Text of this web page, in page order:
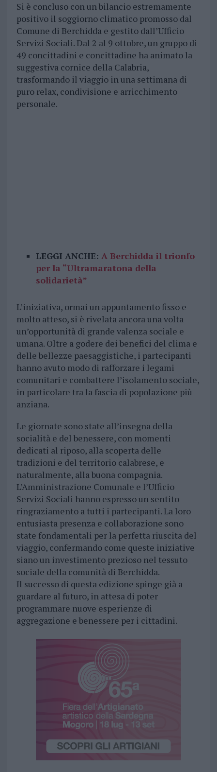
Si è concluso con un bilancio estremamente
positivo il soggiorno climatico promosso dal
Comune di Berchidda e gestito dall’Ufficio
Servizi Sociali. Dal 2 al 9 ottobre, un gruppo di
49 concittadini e concittadine ha animato la
suggestiva cornice della Calabria,
trasformando il viaggio in una settimana di
puro relax, condivisione e arricchimento
personale.
LEGGI ANCHE: A Berchidda il trionfo
per la “Ultramaratona della
solidarietà”
L’iniziativa, ormai un appuntamento fisso e
molto atteso, si è rivelata ancora una volta
un’opportunità di grande valenza sociale e
umana. Oltre a godere dei benefici del clima e
delle bellezze paesaggistiche, i partecipanti
hanno avuto modo di rafforzare i legami
comunitari e combattere l’isolamento sociale,
in particolare tra la fascia di popolazione più
anziana.
Le giornate sono state all’insegna della
socialità e del benessere, con momenti
dedicati al riposo, alla scoperta delle
tradizioni e del territorio calabrese, e
naturalmente, alla buona compagnia.
L’Amministrazione Comunale e l’Ufficio
Servizi Sociali hanno espresso un sentito
ringraziamento a tutti i partecipanti. La loro
entusiasta presenza e collaborazione sono
state fondamentali per la perfetta riuscita del
viaggio, confermando come queste iniziative
siano un investimento prezioso nel tessuto
sociale della comunità di Berchidda.
Il successo di questa edizione spinge già a
guardare al futuro, in attesa di poter
programmare nuove esperienze di
aggregazione e benessere per i cittadini.